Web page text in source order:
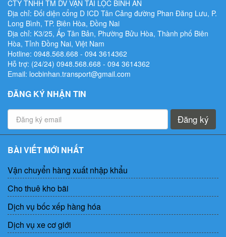
CTY TNHH TM DV VẬN TẢI LỘC BÌNH AN
Địa chỉ: Đối diện cổng D ICD Tân Cảng đường Phan Đăng Lưu, P.
Long Bình, TP. Biên Hòa, Đồng Nai
Địa chỉ: K3/25, Ấp Tân Bản, Phường Bửu Hòa, Thành phố Biên
Hòa, Tỉnh Đồng Nai, Việt Nam
Hotline: 0948.568.668 - ‭094 3614362
Hỗ trợ: (24/24) 0948.568.668 - ‭094 3614362
Email: locbinhan.transport@gmail.com
ĐĂNG KÝ NHẬN TIN
Đăng ký
BÀI VIẾT MỚI NHẤT
Vận chuyển hàng xuất nhập khẩu
Cho thuê kho bãi
Dịch vụ bốc xếp hàng hóa
Dịch vụ xe cơ giới